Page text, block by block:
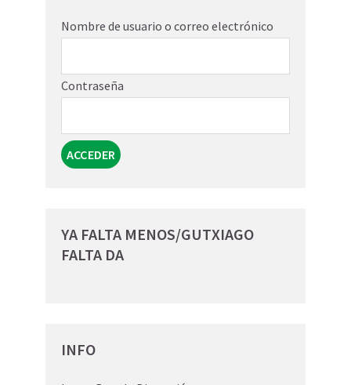
Nombre de usuario o correo electrónico
Contraseña
YA FALTA MENOS/GUTXIAGO
FALTA DA
INFO